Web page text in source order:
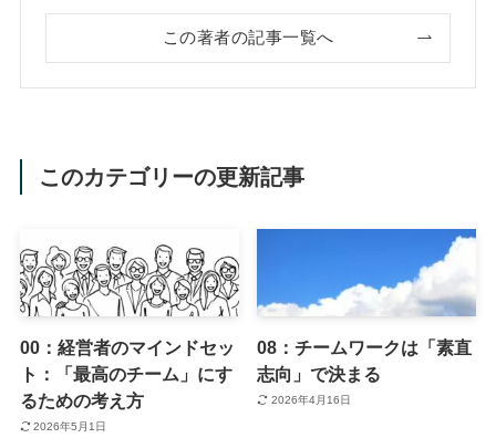
この著者の記事一覧へ
このカテゴリーの更新記事
00：経営者のマインドセッ
ト：「最高のチーム」にす
るための考え方
2026年5月1日
08：チームワークは「素直
志向」で決まる
2026年4月16日